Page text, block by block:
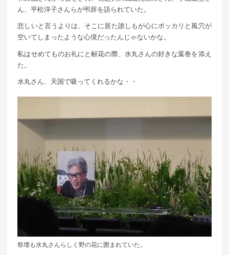
ん、平松洋子さんらが弔辞を語られていた。
悲しいと言うよりは、そこに居た誰しもが心にポッカリと風穴が
空いてしまったような心境だったんじゃないかな。
私はせめてものお礼にと献花の際、水丸さんの好きな葉巻を添え
た。
水丸さん、天国で吸ってくれるかな・・
祭壇も水丸さんらしく野の花に囲まれていた。